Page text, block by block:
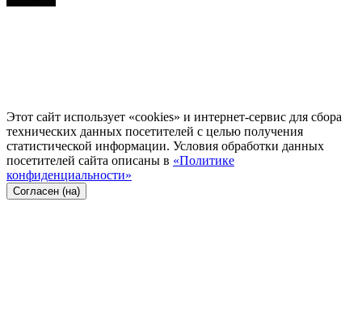
Этот сайт использует «cookies» и интернет-сервис для сбора
технических данных посетителей с целью получения
статистической информации. Условия обработки данных
посетителей сайта описаны в «Политике
конфиденциальности»
Согласен (на)